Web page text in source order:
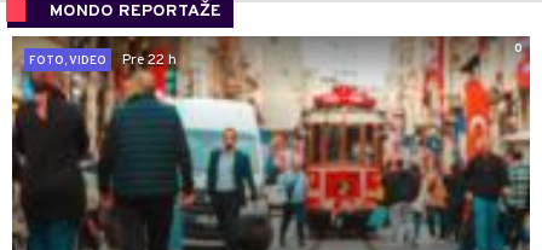
MONDO REPORTAŽE
0
FOTO, VIDEO
Pre 22 h